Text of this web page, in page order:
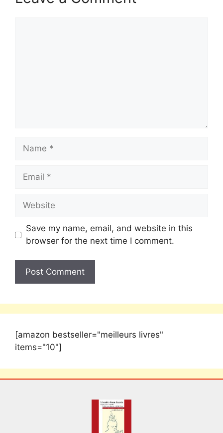
Save my name, email, and website in this
browser for the next time I comment.
[amazon bestseller="meilleurs livres"
items="10"]